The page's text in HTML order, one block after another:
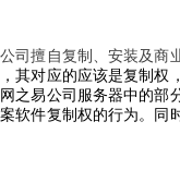
司擅自复制、安装及商
其对应的应该是复制
之易公司服务器中的
软件复制权的行为。